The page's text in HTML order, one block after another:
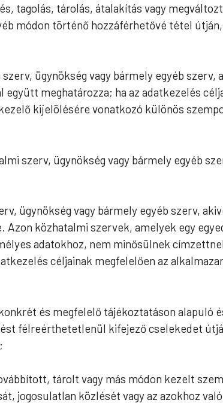
tagolás, tárolás, átalakítás vagy
módon történő hozzáférhetővé tétel útján,
ügynökség vagy bármely egyéb szerv,
meghatározza; ha az adatkezelés
kijelölésére vonatkozó különös
szerv, ügynökség vagy bármely egyéb
ügynökség vagy bármely egyéb szerv,
közhatalmi szervek, amelyek egy
adatokhoz, nem minősülnek
céljainak megfelelően az
és megfelelő tájékoztatáson alapuló
félreérthetetlenül kifejező cselekedet
tárolt vagy más módon kezelt
jogosulatlan közlését vagy az azokhoz